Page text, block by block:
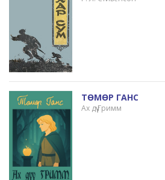
ТӨМӨР ГАНС
Ах дүү Гримм